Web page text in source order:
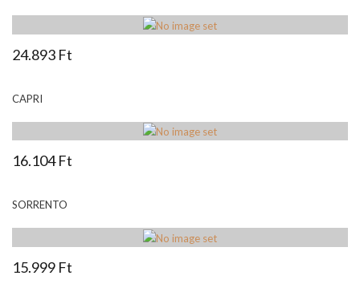
24.893 Ft
CAPRI
16.104 Ft
SORRENTO
15.999 Ft